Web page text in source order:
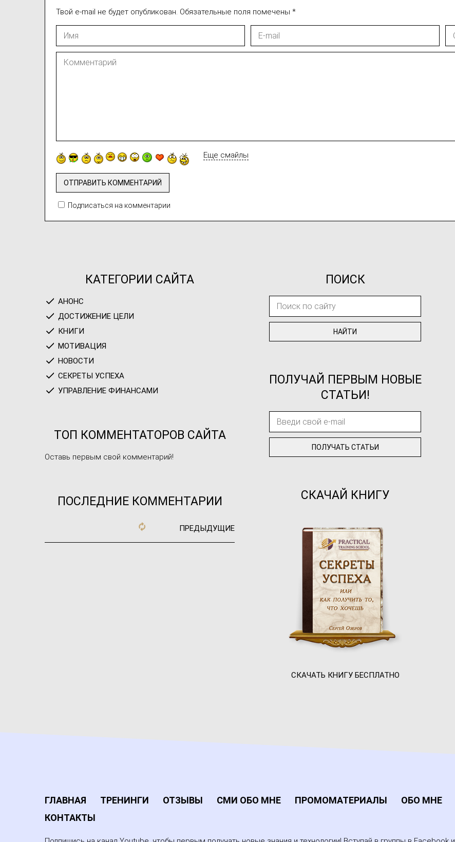
Твой e-mail не будет опубликован. Обязательные поля помечены*
Еще смайлы
Подписаться на комментарии
КАТЕГОРИИ САЙТА
АНОНС
ДОСТИЖЕНИЕ ЦЕЛИ
КНИГИ
МОТИВАЦИЯ
НОВОСТИ
СЕКРЕТЫ УСПЕХА
УПРАВЛЕНИЕ ФИНАНСАМИ
ТОП КОММЕНТАТОРОВ САЙТА
Оставь первым свой комментарий!
ПОСЛЕДНИЕ КОММЕНТАРИИ
ПРЕДЫДУЩИЕ
ПОИСК
ПОЛУЧАЙ ПЕРВЫМ НОВЫЕ
СТАТЬИ!
СКАЧАЙ КНИГУ
СКАЧАТЬ КНИГУ БЕСПЛАТНО
ГЛАВНАЯ ТРЕНИНГИ ОТЗЫВЫ СМИ ОБО МНЕ ПРОМОМАТЕРИАЛЫ
ОБО МНЕ
КОНТАКТЫ